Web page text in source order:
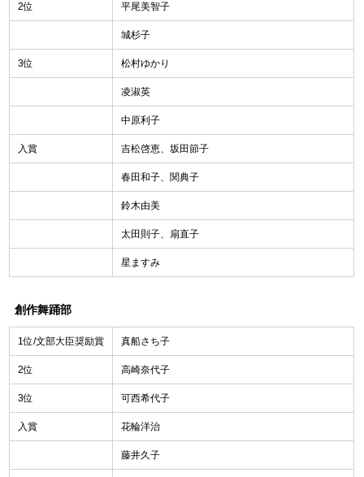
2位 平尾美智子
城杉子
3位 松村ゆかり
凌淑英
中原利子
入賞 吉松啓恵、坂田節子
春田和子、関典子
鈴木由美
太田則子、扇直子
星ますみ
創作舞踊部
1位/文部大臣奨励賞 真船さち子
2位 高崎奈代子
3位 可西希代子
入賞 花輪洋治
藤井久子